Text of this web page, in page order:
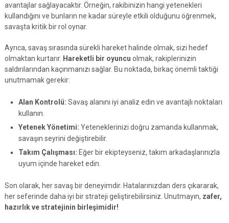
avantajlar sağlayacaktır. Örneğin, rakibinizin hangi yetenekleri
kullandığını ve bunların ne kadar süreyle etkili olduğunu öğrenmek,
savaşta kritik bir rol oynar.
Ayrıca, savaş sırasında sürekli hareket halinde olmak, sizi hedef
olmaktan kurtarır. Hareketli bir oyuncu olmak, rakiplerinizin
saldırılarından kaçınmanızı sağlar. Bu noktada, birkaç önemli taktiği
unutmamak gerekir:
Alan Kontrolü: Savaş alanını iyi analiz edin ve avantajlı noktaları
kullanın.
Yetenek Yönetimi: Yeteneklerinizi doğru zamanda kullanmak,
savaşın seyrini değiştirebilir.
Takım Çalışması: Eğer bir ekipteyseniz, takım arkadaşlarınızla
uyum içinde hareket edin.
Son olarak, her savaş bir deneyimdir. Hatalarınızdan ders çıkararak,
her seferinde daha iyi bir strateji geliştirebilirsiniz. Unutmayın, zafer,
hazırlık ve stratejinin birleşimidir!